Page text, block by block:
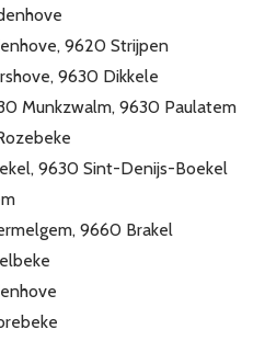
9620 Strijpen
9630 Dikkele
Munkzwalm 9630 Paulatem
9630 Sint-Denijs-Boekel
9660 Brakel